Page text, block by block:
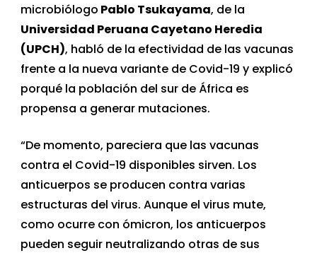
microbiólogo Pablo Tsukayama, de la
Universidad Peruana Cayetano Heredia
(UPCH), habló de la efectividad de las vacunas
frente a la nueva variante de Covid-19 y explicó
porqué la población del sur de África es
propensa a generar mutaciones.
“De momento, pareciera que las vacunas
contra el Covid-19 disponibles sirven. Los
anticuerpos se producen contra varias
estructuras del virus. Aunque el virus mute,
como ocurre con ómicron, los anticuerpos
pueden seguir neutralizando otras de sus